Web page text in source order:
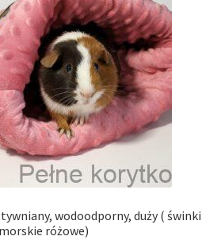
wodoodporny, duży ( świnki
morskie różowe)